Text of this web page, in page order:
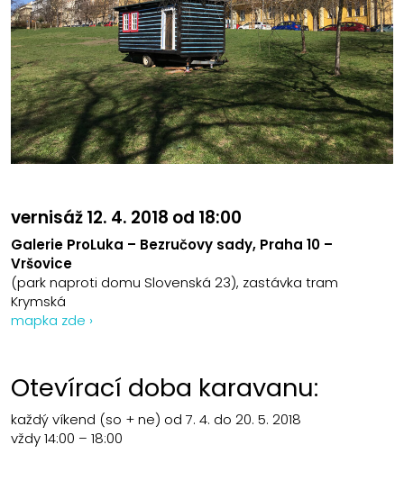
vernisáž 12. 4. 2018 od 18:00
Galerie ProLuka – Bezručovy sady, Praha 10 –
Vršovice
(park naproti domu Slovenská 23), zastávka tram
Krymská
mapka zde ›
Otevírací doba karavanu:
každý víkend (so + ne) od 7. 4. do 20. 5. 2018
vždy 14:00 – 18:00